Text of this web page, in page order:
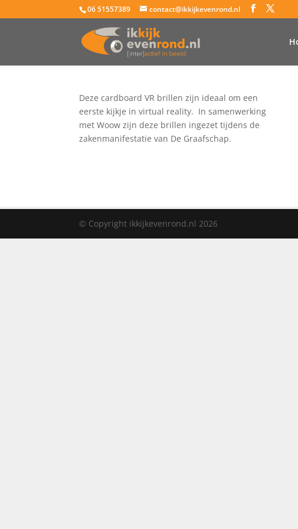
06 51557389 contact@ikkijkevenrond.nl
Deze cardboard VR brillen zijn ideaal om een
eerste kijkje in virtual reality. In samenwerking
met Woow zijn deze brillen ingezet tijdens de
zakenmanifestatie van De Graafschap.
© Copyright ikkijkevenrond.nl 2026